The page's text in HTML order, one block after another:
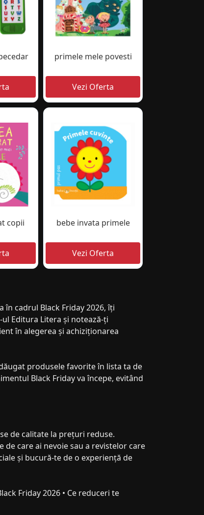
primele mele povesti
copii bebe invata primele
cadrul Black Friday 2026, îți
Editura Litera și notează-ți
în alegerea și achiziționarea
produsele favorite în lista ta de
Black Friday va începe, evitând
de calitate la prețuri reduse.
care ai nevoie sau a revistelor care
și bucură-te de o experiență de
Friday 2026 • Ce reduceri te